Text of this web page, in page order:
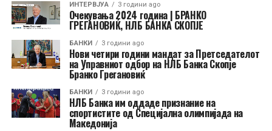
ИНТЕРВЈУА 3 години ago
Очекувања 2024 година | БРАНКО
ГРЕГАНОВИЌ, НЛБ БАНКА СКОПЈЕ
БАНКИ 3 години ago
Нови четири години мандат за Претседателот
на Управниот одбор на НЛБ Банка Скопје
Бранко Грегановиќ
БАНКИ 3 години ago
НЛБ Банка им оддаде признание на
спортистите од Специјална олимпијада на
Македонија